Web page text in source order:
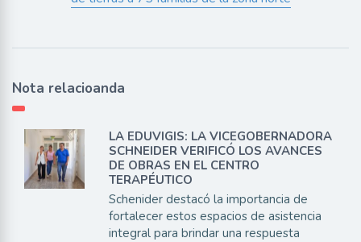
Nota relacioanda
LA EDUVIGIS: LA VICEGOBERNADORA
SCHNEIDER VERIFICÓ LOS AVANCES
DE OBRAS EN EL CENTRO
TERAPÉUTICO
Schenider destacó la importancia de
fortalecer estos espacios de asistencia
integral para brindar una respuesta